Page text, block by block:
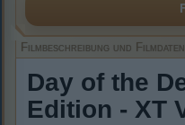
Filmbeschreibung und Filmdaten
Day of the
Edition - XT